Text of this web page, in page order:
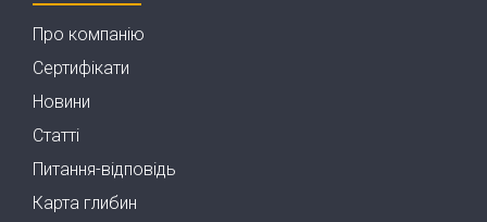
Про компанію
Сертифікати
Новини
Статті
Питання-відповідь
Карта глибин